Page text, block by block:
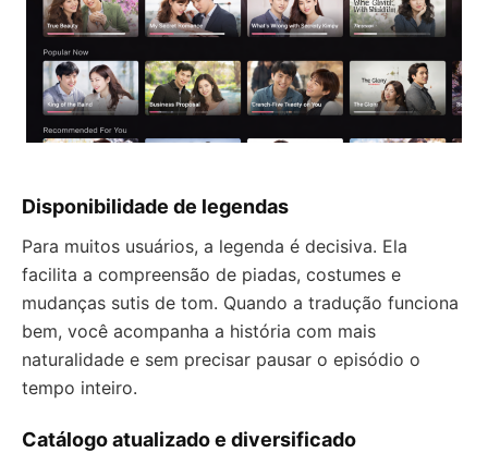
Disponibilidade de legendas
Para muitos usuários, a legenda é decisiva. Ela
facilita a compreensão de piadas, costumes e
mudanças sutis de tom. Quando a tradução funciona
bem, você acompanha a história com mais
naturalidade e sem precisar pausar o episódio o
tempo inteiro.
Catálogo atualizado e diversificado